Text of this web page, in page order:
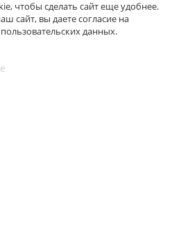
чтобы сделать сайт еще удобнее.
сайт, вы даете согласие на
данных.